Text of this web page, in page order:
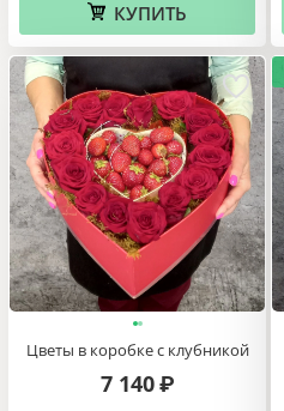
КУПИТЬ
Цветы в коробке с клубникой
7 140 ₽